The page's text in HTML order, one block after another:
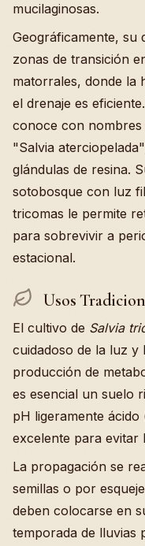
mucilaginosas.
Geográficamente, su
zonas de transición
matorrales, donde la
el drenaje es
conoce con
"Salvia
glándulas de resina.
sotobosque con luz
tricomas le permite
para sobrevivir a
estacional.
Usos
El cultivo de Salvia
cuidadoso de la luz y
producción de
es esencial un suelo
pH ligeramente
excelente para evitar
La propagación se
semillas o por
deben colocarse en
temporada de lluvias